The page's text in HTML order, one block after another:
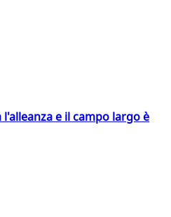
e il campo largo è